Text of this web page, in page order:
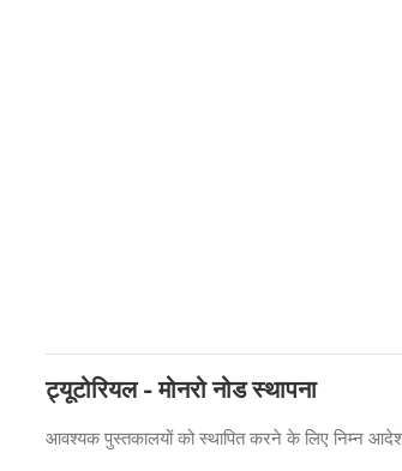
ट्यूटोरियल - मोनरो नोड स्थापना
आवश्यक पुस्तकालयों को स्थापित करने के लिए निम्न